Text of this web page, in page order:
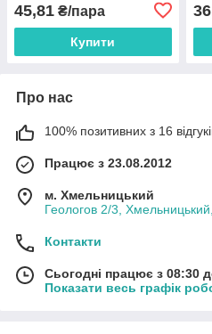
45,81 ₴/пара
Купити
Про нас
100% позитивних з 16
Працює з 23.08.2012
м. Хмельницький
Геологов 2/3,
Контакти
Сьогодні працює з 08:30
Показати весь графік